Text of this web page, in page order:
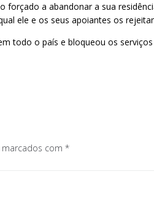
a abandonar a sua
ele e os seus apoiantes os
todo o país e bloqueou os
com *